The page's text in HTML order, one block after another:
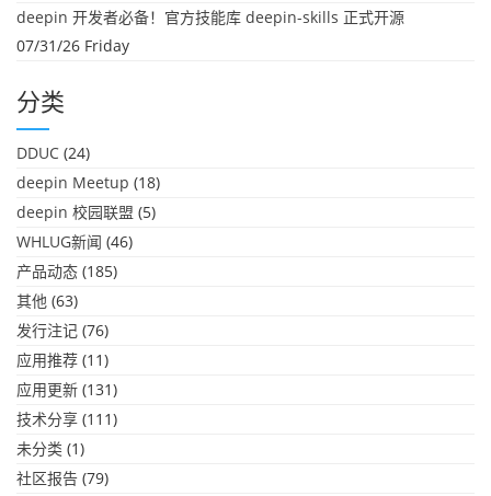
deepin 开发者必备！官方技能库 deepin-skills 正式开源
07/31/26 Friday
分类
DDUC (24)
deepin Meetup (18)
deepin 校园联盟 (5)
WHLUG新闻 (46)
产品动态 (185)
其他 (63)
发行注记 (76)
应用推荐 (11)
应用更新 (131)
技术分享 (111)
未分类 (1)
社区报告 (79)